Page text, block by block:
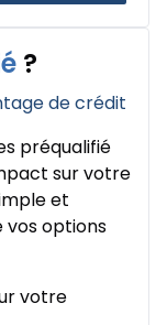
?
de crédit
préqualifié
sur votre
et
vos options
votre